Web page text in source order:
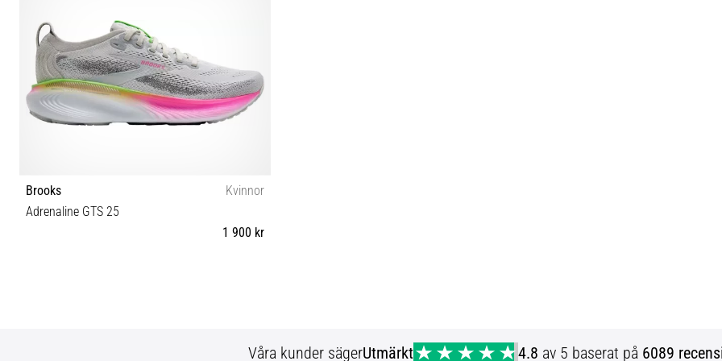
Brooks
Kvinnor
Adrenaline GTS 25
1 900 kr
Våra kunder sägerUtmärkt 4.8 av 5 baserat på 6089